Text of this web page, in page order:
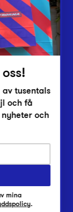
tusentals
och få
och
mina
.